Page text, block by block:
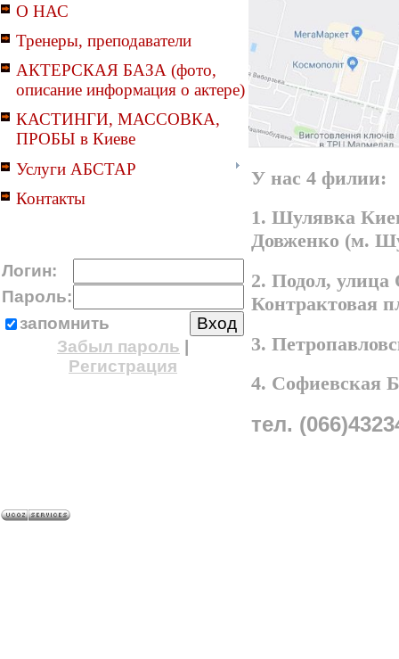
О НАС
Тренеры, преподаватели
АКТЕРСКАЯ БАЗА (фото,
описание информация о актере)
КАСТИНГИ, МАССОВКА,
ПРОБЫ в Киеве
Услуги АБСТАР
Контакты
Логин:
Пароль:
запомнить
Забыл пароль
Регистрация
У нас 4 филии:
1. Шулявка
Довженко (м.
2. Подол,
Контрактовая
3.
4. Софиевская
тел.